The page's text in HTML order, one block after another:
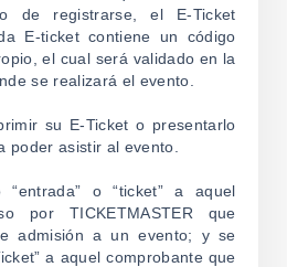
de registrarse, el E-Ticket
E-ticket contiene un código
el cual será validado en la
se realizará el evento.
su E-Ticket o presentarlo
poder asistir al evento.
“entrada” o “ticket” a aquel
por TICKETMASTER que
admisión a un evento; y se
a aquel comprobante que